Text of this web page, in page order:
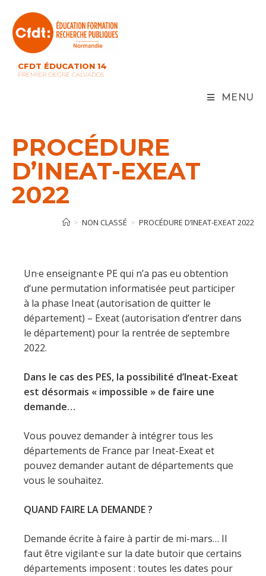
content
CFDT ÉDUCATION 14
PREMIER DEGRÉ CALVADOS
MENU
PROCÉDURE
D’INEAT-EXEAT
2022
> NON CLASSÉ > PROCÉDURE D’INEAT-EXEAT 2022
Un·e enseignant·e PE qui n’a pas eu obtention
d’une permutation informatisée peut participer
à la phase Ineat (autorisation de quitter le
département) – Exeat (autorisation d’entrer dans
le département) pour la rentrée de septembre
2022.
Dans le cas des PES, la possibilité d’Ineat-Exeat
est désormais « impossible » de faire une
demande…
Vous pouvez demander à intégrer tous les
départements de France par Ineat-Exeat et
pouvez demander autant de départements que
vous le souhaitez.
QUAND FAIRE LA DEMANDE ?
Demande écrite à faire à partir de mi-mars… Il
faut être vigilant·e sur la date butoir que certains
départements imposent : toutes les dates pour